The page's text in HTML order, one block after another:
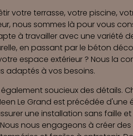
votre terrasse, votre piscine,
nous sommes là pour vous
à travailler avec une variété
en passant par le béton
espace extérieur ? Nous la
adaptés à vos besoins.
soucieux des détails.
Le Grand est précédée d'une
une installation sans faille
nous engageons à créer